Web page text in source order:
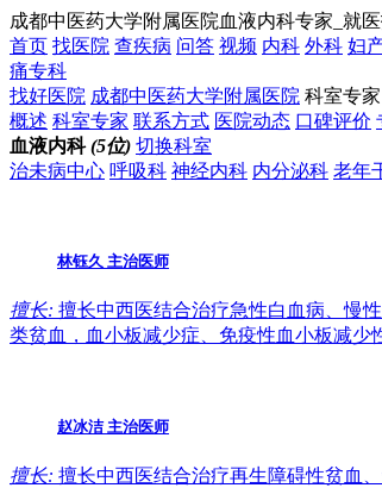
成都中医药大学附属医院血液内科专家_就
首页 找医院 查疾病 问答 视频 内科 外科 妇
痛专科
找好医院 成都中医药大学附属医院 科室专家
概述 科室专家 联系方式 医院动态 口碑评价
血液内科(5位) 切换科室
治未病中心 呼吸科 神经内科 内分泌科 老年
林钰久 主治医师
擅长: 擅长中西医结合治疗急性白血病、慢
类贫血，血小板减少症、免疫性血小板减少
赵冰洁 主治医师
擅长: 擅长中西医结合治疗再生障碍性贫血